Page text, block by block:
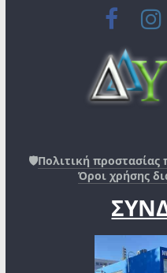
🛡️Πολιτική
Όροι χρήσης